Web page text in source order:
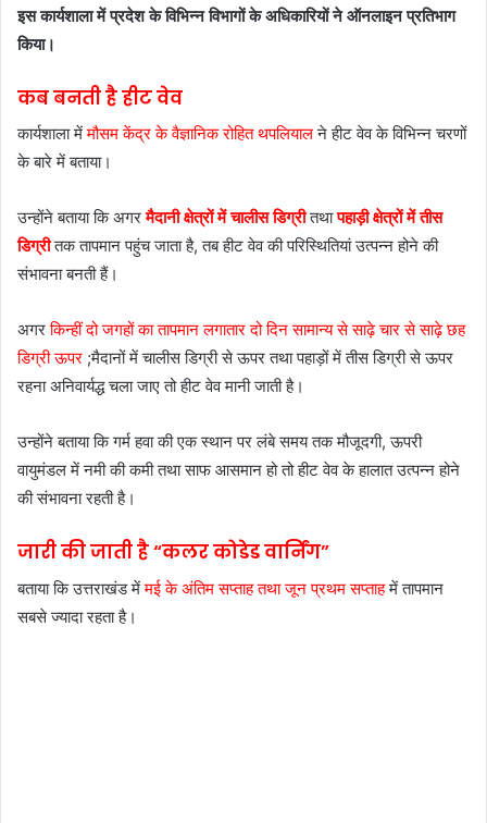
इस कार्यशाला में प्रदेश के विभिन्न विभागों के अधिकारियों ने ऑनलाइन प्रतिभाग
किया।
कब बनती है हीट वेव
कार्यशाला मेंमौसम केंद्र के वैज्ञानिक रोहित थपलियालने हीट वेव के विभिन्न चरणों
के बारे में बताया।
उन्होंने बताया कि अगरमैदानी क्षेत्रों में चालीस डिग्रीतथापहाड़ी क्षेत्रों में तीस
डिग्रीतक तापमान पहुंच जाता है, तब हीट वेव की परिस्थितियां उत्पन्न होने की
संभावना बनती हैं।
अगरकिन्हीं दो जगहों का तापमान लगातार दो दिन सामान्य से साढ़े चार से साढ़े छह
डिग्री ऊपर ;मैदानों में चालीस डिग्री से ऊपर तथा पहाड़ों में तीस डिग्री से ऊपर
रहना अनिवार्यद्ध चला जाए तो हीट वेव मानी जाती है।
उन्होंने बताया कि गर्म हवा की एक स्थान पर लंबे समय तक मौजूदगी, ऊपरी
वायुमंडल में नमी की कमी तथा साफ आसमान हो तो हीट वेव के हालात उत्पन्न होने
की संभावना रहती है।
जारी की जाती है “कलर कोडेड वार्निंग”
बताया कि उत्तराखंड मेंमई के अंतिम सप्ताह तथा जून प्रथम सप्ताहमें तापमान
सबसे ज्यादा रहता है।